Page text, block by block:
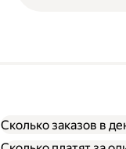
Сколько заказов в